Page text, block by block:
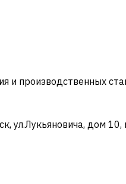
производственных
дом 10,